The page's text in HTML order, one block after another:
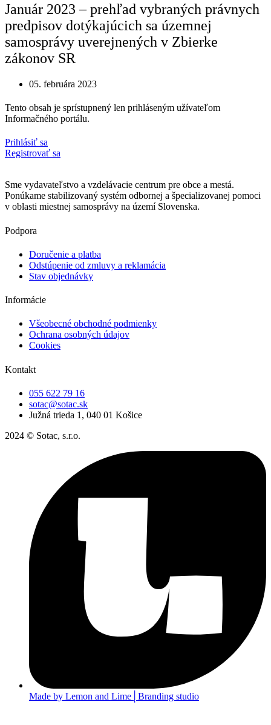
Január 2023 – prehľad vybraných právnych
predpisov dotýkajúcich sa územnej
samosprávy uverejnených v Zbierke
zákonov SR
05. februára 2023
Tento obsah je sprístupnený len prihláseným užívateľom
Informačného portálu.
Prihlásiť sa
Registrovať sa
Sme vydavateľstvo a vzdelávacie centrum pre obce a mestá.
Ponúkame stabilizovaný systém odbornej a špecializovanej pomoci
v oblasti miestnej samosprávy na území Slovenska.
Podpora
Doručenie a platba
Odstúpenie od zmluvy a reklamácia
Stav objednávky
Informácie
Všeobecné obchodné podmienky
Ochrana osobných údajov
Cookies
Kontakt
055 622 79 16
sotac@sotac.sk
Južná trieda 1, 040 01 Košice
2024 © Sotac, s.r.o.
Made by Lemon and Lime│Branding studio